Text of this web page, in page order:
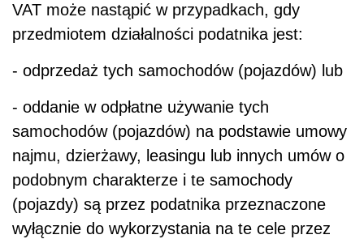
VAT może nastąpić w przypadkach, gdy
przedmiotem działalności podatnika jest:
- odprzedaż tych samochodów (pojazdów) lub
- oddanie w odpłatne używanie tych
samochodów (pojazdów) na podstawie umowy
najmu, dzierżawy, leasingu lub innych umów o
podobnym charakterze i te samochody
(pojazdy) są przez podatnika przeznaczone
wyłącznie do wykorzystania na te cele przez